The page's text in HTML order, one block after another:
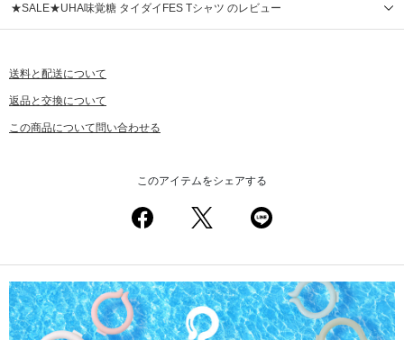
★SALE★UHA味覚糖 タイダイFES Tシャツ のレビュー
送料と配送について
返品と交換について
この商品について問い合わせる
このアイテムをシェアする